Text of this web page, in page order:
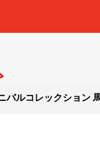
バルコレックション